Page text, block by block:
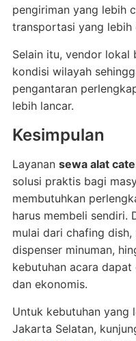
pengiriman yang lebih
transportasi yang lebih
Selain itu, vendor lokal
kondisi wilayah
pengantaran
lebih lancar.
Kesimpulan
Layanan sewa alat
solusi praktis bagi
membutuhkan
harus membeli sendiri.
mulai dari chafing dish,
dispenser minuman,
kebutuhan acara
dan ekonomis.
Untuk kebutuhan yang
Jakarta Selatan,